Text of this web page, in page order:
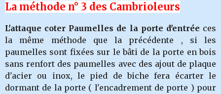
La méthode n° 3 des Cambrioleurs
L'attaque coter Paumelles de la porte d'entrée ces
la même méthode que la précédente , si les
paumelles sont fixées sur le bâti de la porte en bois
sans renfort des paumelles avec des ajout de plaque
d'acier ou inox, le pied de biche fera écarter le
dormant de la porte ( l'encadrement de porte ) pour